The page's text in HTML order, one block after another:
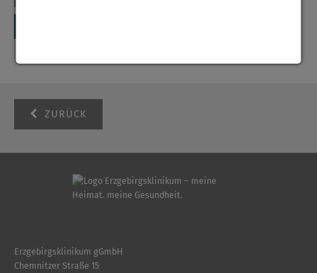
ZURÜCK
Erzgebirgsklinikum gGmbH
Chemnitzer Straße 15